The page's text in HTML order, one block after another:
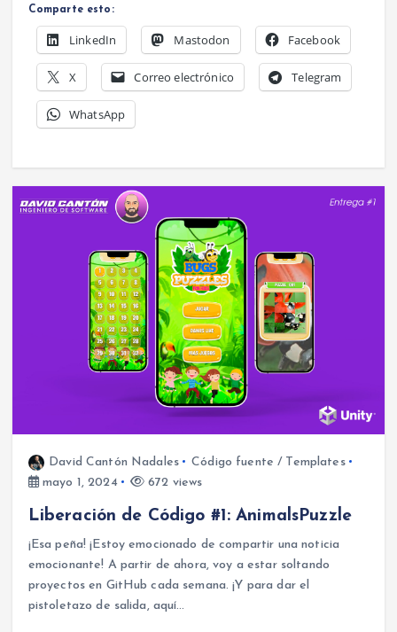
Comparte esto:
LinkedIn Mastodon Facebook
X Correo electrónico Telegram
WhatsApp
David Cantón Nadales
Código fuente / Templates
mayo 1, 2024
672 views
Liberación de Código #1: AnimalsPuzzle
¡Esa peña! ¡Estoy emocionado de compartir una noticia
emocionante! A partir de ahora, voy a estar soltando
proyectos en GitHub cada semana. ¡Y para dar el
pistoletazo de salida, aquí…